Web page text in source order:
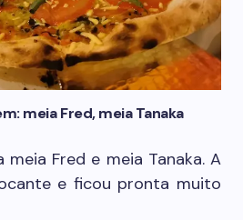
meia Fred, meia Tanaka
meia Fred e meia Tanaka. A
e ficou pronta muito